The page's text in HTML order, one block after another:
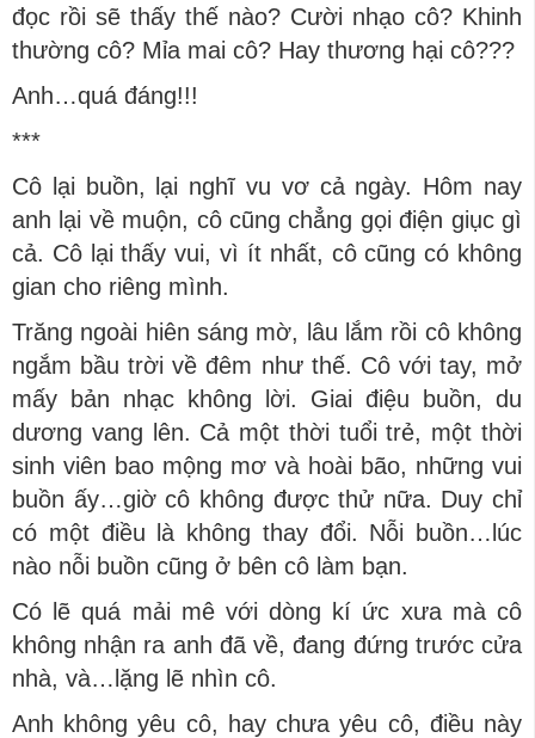
đọc rồi sẽ thấy thế nào? Cười nhạo cô? Khinh
thường cô? Mỉa mai cô? Hay thương hại cô???
Anh…quá đáng!!!
***
Cô lại buồn, lại nghĩ vu vơ cả ngày. Hôm nay
anh lại về muộn, cô cũng chẳng gọi điện giục gì
cả. Cô lại thấy vui, vì ít nhất, cô cũng có không
gian cho riêng mình.
Trăng ngoài hiên sáng mờ, lâu lắm rồi cô không
ngắm bầu trời về đêm như thế. Cô với tay, mở
mấy bản nhạc không lời. Giai điệu buồn, du
dương vang lên. Cả một thời tuổi trẻ, một thời
sinh viên bao mộng mơ và hoài bão, những vui
buồn ấy…giờ cô không được thử nữa. Duy chỉ
có một điều là không thay đổi. Nỗi buồn…lúc
nào nỗi buồn cũng ở bên cô làm bạn.
Có lẽ quá mải mê với dòng kí ức xưa mà cô
không nhận ra anh đã về, đang đứng trước cửa
nhà, và…lặng lẽ nhìn cô.
Anh không yêu cô, hay chưa yêu cô, điều này